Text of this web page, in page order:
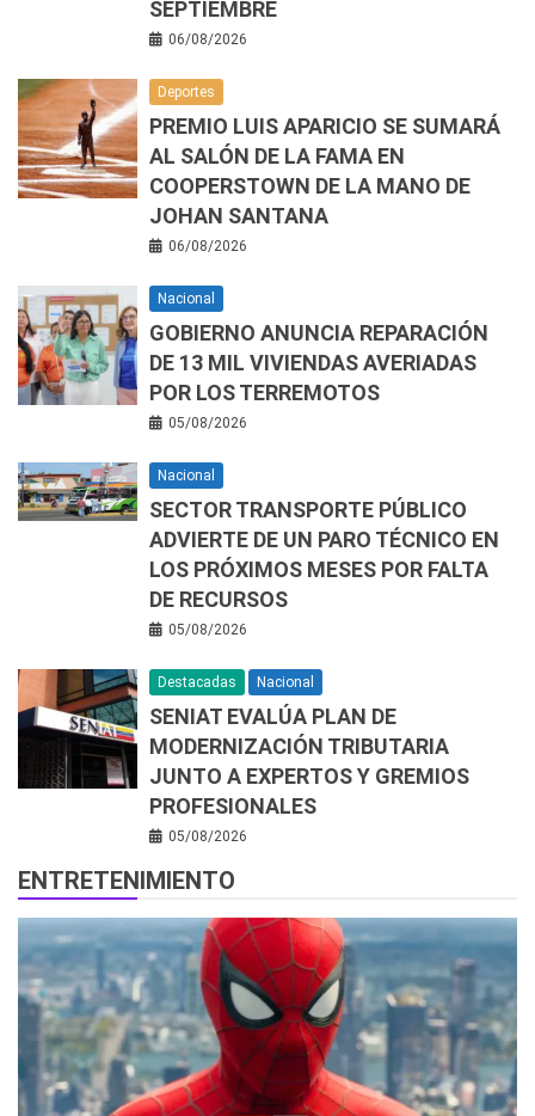
SEPTIEMBRE
06/08/2026
Deportes
PREMIO LUIS APARICIO SE SUMARÁ
AL SALÓN DE LA FAMA EN
COOPERSTOWN DE LA MANO DE
JOHAN SANTANA
06/08/2026
Nacional
GOBIERNO ANUNCIA REPARACIÓN
DE 13 MIL VIVIENDAS AVERIADAS
POR LOS TERREMOTOS
05/08/2026
Nacional
SECTOR TRANSPORTE PÚBLICO
ADVIERTE DE UN PARO TÉCNICO EN
LOS PRÓXIMOS MESES POR FALTA
DE RECURSOS
05/08/2026
Destacadas Nacional
SENIAT EVALÚA PLAN DE
MODERNIZACIÓN TRIBUTARIA
JUNTO A EXPERTOS Y GREMIOS
PROFESIONALES
05/08/2026
ENTRETENIMIENTO